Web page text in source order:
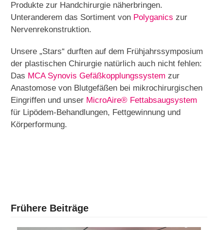
Produkte zur Handchirurgie näherbringen.
Unteranderem das Sortiment von Polyganics zur
Nervenrekonstruktion.
Unsere „Stars“ durften auf dem Frühjahrssymposium
der plastischen Chirurgie natürlich auch nicht fehlen:
Das MCA Synovis Gefäßkopplungssystem zur
Anastomose von Blutgefäßen bei mikrochirurgischen
Eingriffen und unser MicroAire® Fettabsaugsystem
für Lipödem-Behandlungen, Fettgewinnung und
Körperformung.
Frühere Beiträge